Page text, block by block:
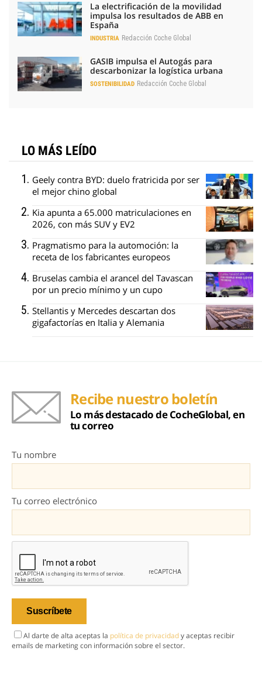
La electrificación de la movilidad
impulsa los resultados de ABB en
España
INDUSTRIA Redacción Coche Global
GASIB impulsa el Autogás para
descarbonizar la logística urbana
SOSTENIBILIDAD Redacción Coche Global
LO MÁS LEÍDO
Geely contra BYD: duelo fratricida por ser
el mejor chino global
Kia apunta a 65.000 matriculaciones en
2026, con más SUV y EV2
Pragmatismo para la automoción: la
receta de los fabricantes europeos
Bruselas cambia el arancel del Tavascan
por un precio mínimo y un cupo
Stellantis y Mercedes descartan dos
gigafactorías en Italia y Alemania
Recibe nuestro boletín
Lo más destacado de CocheGlobal, en
tu correo
Tu nombre
Tu correo electrónico
Al darte de alta aceptas la política de privacidady aceptas recibir
emails de marketing con información sobre el sector.